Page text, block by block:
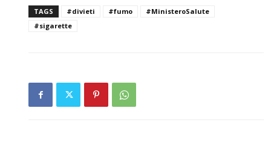
TAGS #divieti #fumo
#MinisteroSalute
#sigarette